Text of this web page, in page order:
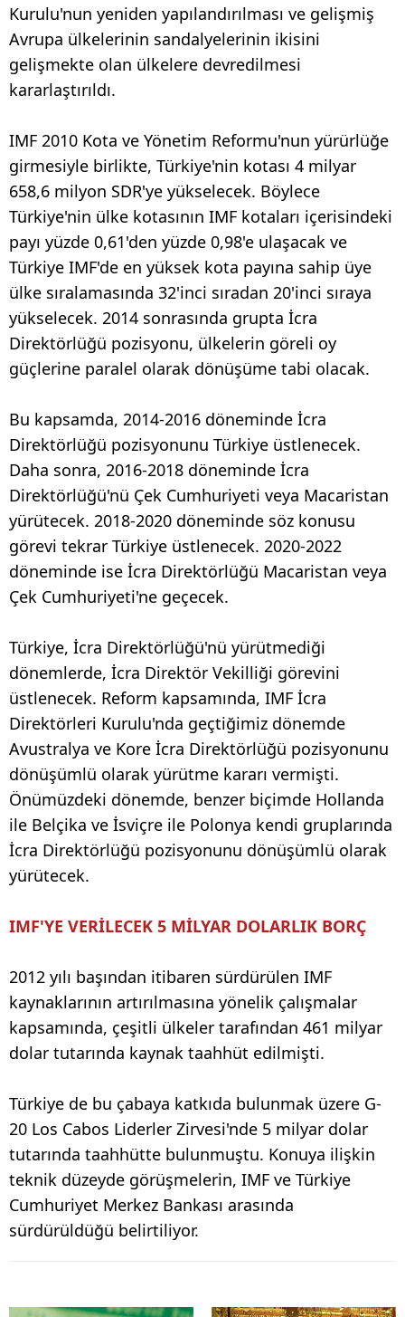
Kurulu'nun yeniden yapılandırılması ve gelişmiş
Avrupa ülkelerinin sandalyelerinin ikisini
gelişmekte olan ülkelere devredilmesi
kararlaştırıldı.
IMF 2010 Kota ve Yönetim Reformu'nun yürürlüğe
girmesiyle birlikte, Türkiye'nin kotası 4 milyar
658,6 milyon SDR'ye yükselecek. Böylece
Türkiye'nin ülke kotasının IMF kotaları içerisindeki
payı yüzde 0,61'den yüzde 0,98'e ulaşacak ve
Türkiye IMF'de en yüksek kota payına sahip üye
ülke sıralamasında 32'inci sıradan 20'inci sıraya
yükselecek. 2014 sonrasında grupta İcra
Direktörlüğü pozisyonu, ülkelerin göreli oy
güçlerine paralel olarak dönüşüme tabi olacak.
Bu kapsamda, 2014-2016 döneminde İcra
Direktörlüğü pozisyonunu Türkiye üstlenecek.
Daha sonra, 2016-2018 döneminde İcra
Direktörlüğü'nü Çek Cumhuriyeti veya Macaristan
yürütecek. 2018-2020 döneminde söz konusu
görevi tekrar Türkiye üstlenecek. 2020-2022
döneminde ise İcra Direktörlüğü Macaristan veya
Çek Cumhuriyeti'ne geçecek.
Türkiye, İcra Direktörlüğü'nü yürütmediği
dönemlerde, İcra Direktör Vekilliği görevini
üstlenecek. Reform kapsamında, IMF İcra
Direktörleri Kurulu'nda geçtiğimiz dönemde
Avustralya ve Kore İcra Direktörlüğü pozisyonunu
dönüşümlü olarak yürütme kararı vermişti.
Önümüzdeki dönemde, benzer biçimde Hollanda
ile Belçika ve İsviçre ile Polonya kendi gruplarında
İcra Direktörlüğü pozisyonunu dönüşümlü olarak
yürütecek.
IMF'YE VERİLECEK 5 MİLYAR DOLARLIK BORÇ
2012 yılı başından itibaren sürdürülen IMF
kaynaklarının artırılmasına yönelik çalışmalar
kapsamında, çeşitli ülkeler tarafından 461 milyar
dolar tutarında kaynak taahhüt edilmişti.
Türkiye de bu çabaya katkıda bulunmak üzere G-
20 Los Cabos Liderler Zirvesi'nde 5 milyar dolar
tutarında taahhütte bulunmuştu. Konuya ilişkin
teknik düzeyde görüşmelerin, IMF ve Türkiye
Cumhuriyet Merkez Bankası arasında
sürdürüldüğü belirtiliyor.